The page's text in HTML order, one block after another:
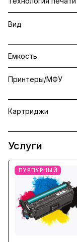
Вид
Емкость
Принтеры/МФУ
Картриджи
Услуги
ПУРПУРНЫЙ